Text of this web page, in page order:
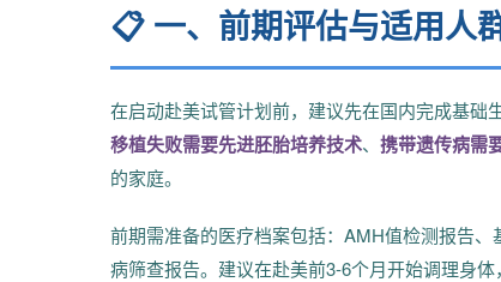
📋 一、前期评估与适用人
在启动赴美试管计划前，建议先在国内完成基础
移植失败需要先进胚胎培养技术、 携带遗传病需
的家庭。
前期需准备的医疗档案包括：AMH值检测报告
病筛查报告。建议在赴美前3-6个月开始调理身